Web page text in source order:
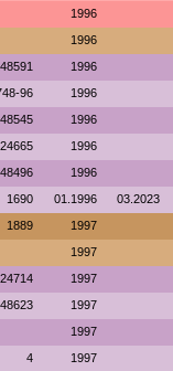
1996
1996
1996
96 1996
1996
24665 1996
1996
1690 01.1996 03.2023
1889 1997
1997
24714 1997
1997
1997
4 1997